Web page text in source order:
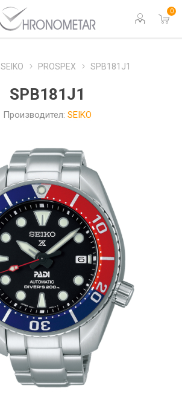
0
SEIKO PROSPEX SPB181J1
SPB181J1
Производител: SEIKO